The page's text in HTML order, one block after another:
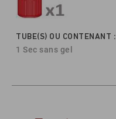
TUBE(S) OU CONTENANT :
1 Sec sans gel